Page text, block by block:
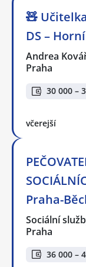
🧸
DS –
Andrea
Praha
30 000 –
včerejší
Praha-
Sociální
Praha
36 000 –